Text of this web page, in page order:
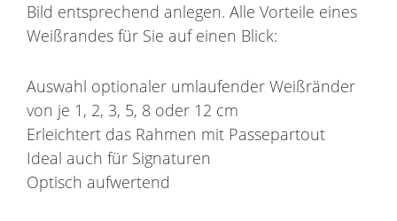
Bild entsprechend anlegen. Alle Vorteile eines
Weißrandes für Sie auf einen Blick:
Auswahl optionaler umlaufender Weißränder
von je 1, 2, 3, 5, 8 oder 12 cm
Erleichtert das Rahmen mit Passepartout
Ideal auch für Signaturen
Optisch aufwertend